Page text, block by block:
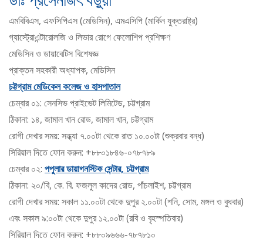
এমবিবিএস, এফসিপিএস (মেডিসিন), এমএসিপি (মার্কিন যুক্তরাষ্ট্র)
গ্যাস্ট্রোএন্টারোলজি ও লিভার রোগে ফেলোশিপ প্রশিক্ষণ
মেডিসিন ও ডায়াবেটিস বিশেষজ্ঞ
প্রাক্তন সহকারী অধ্যাপক, মেডিসিন
চট্টগ্রাম মেডিকেল কলেজ ও হাসপাতাল
চেম্বার ০১: সেনসিভ প্রাইভেট লিমিটেড, চট্টগ্রাম
ঠিকানা: ১৪, জামাল খান রোড, জামাল খান, চট্টগ্রাম
রোগী দেখার সময়: সন্ধ্যা ৭.০০টা থেকে রাত ১০.০০টা (শুক্রবার বন্ধ)
সিরিয়াল দিতে ফোন করুন: +৮৮০১৮৪৬-০৭৮৭৮৯
চেম্বার ০২: পপুলার ডায়াগনস্টিক সেন্টার, চট্টগ্রাম
ঠিকানা: ২০/বি, কে. বি. ফজলুল কাদের রোড, পাঁচলাইশ, চট্টগ্রাম
রোগী দেখার সময়: সকাল ১১.০০টা থেকে দুপুর ২.০০টা (শনি, সোম, মঙ্গল ও বুধবার)
এবং সকাল ৯:০০টা থেকে দুপুর ১২.০০টা (রবি ও বৃহস্পতিবার)
সিরিয়াল দিতে ফোন করুন: +৮৮০৯৬৬৬-৭৮৭৮১০